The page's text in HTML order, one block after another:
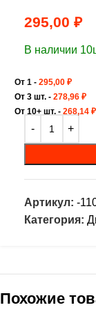
295,00 ₽
В наличии
От 1 - 295,00 ₽
От 3 шт. - 278,96 ₽
От 10+ шт. - 268,14 ₽
Артикул: -
Категория:
Похожие